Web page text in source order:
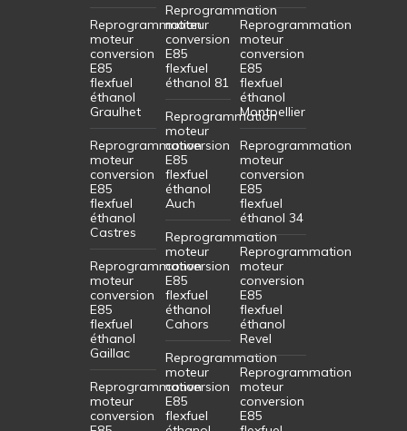
Reprogrammation
moteur
conversion
E85
flexfuel
éthanol
Graulhet
Reprogrammation
moteur
conversion
E85
flexfuel
éthanol
Castres
Reprogrammation
moteur
conversion
E85
flexfuel
éthanol
Gaillac
Reprogrammation
moteur
conversion
Reprogrammation
moteur
conversion
E85
flexfuel
éthanol 81
Reprogrammation
moteur
conversion
E85
flexfuel
éthanol
Auch
Reprogrammation
moteur
conversion
E85
flexfuel
éthanol
Cahors
Reprogrammation
moteur
conversion
E85
flexfuel
Reprogrammation
moteur
conversion
E85
flexfuel
éthanol
Montpellier
Reprogrammation
moteur
conversion
E85
flexfuel
éthanol 34
Reprogrammation
moteur
conversion
E85
flexfuel
éthanol
Revel
Reprogrammation
moteur
conversion
E85